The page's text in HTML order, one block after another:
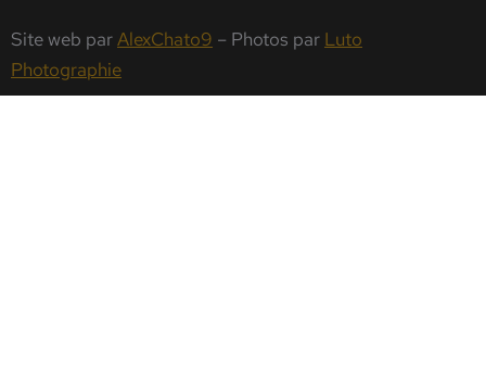
Site web parAlexChato9 – Photos par Luto
Photographie